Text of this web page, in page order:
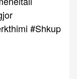
#Shkup